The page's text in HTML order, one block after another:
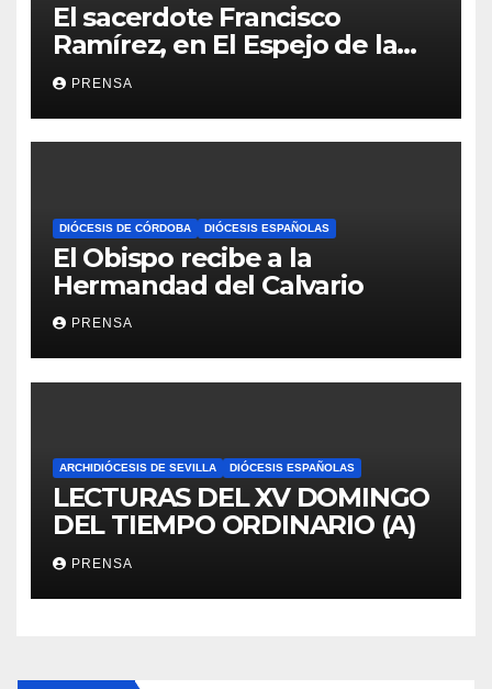
El sacerdote Francisco
Ramírez, en El Espejo de la
Iglesia
PRENSA
DIÓCESIS DE CÓRDOBA DIÓCESIS ESPAÑOLAS
El Obispo recibe a la
Hermandad del Calvario
PRENSA
ARCHIDIÓCESIS DE SEVILLA DIÓCESIS ESPAÑOLAS
LECTURAS DEL XV DOMINGO
DEL TIEMPO ORDINARIO (A)
PRENSA